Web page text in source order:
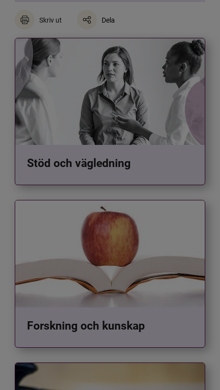
Skriv ut Dela
Stöd och vägledning
Forskning och kunskap